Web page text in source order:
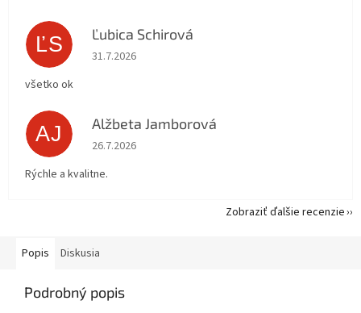
Popis Diskusia
Podrobný popis
ĽS Ľubica Schirová
Hodnotenie obchodu je 5 z 5 hviezdičiek.
31.7.2026
všetko ok
AJ Alžbeta Jamborová
Hodnotenie obchodu je 5 z 5 hviezdičiek.
26.7.2026
Rýchle a kvalitne.
Zobraziť ďalšie recenzie